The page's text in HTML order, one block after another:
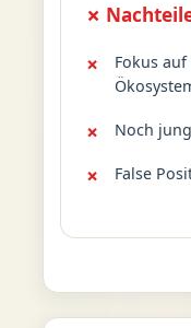
✗
Fokus
Noch
False